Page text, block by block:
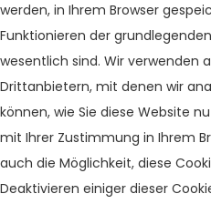
werden, in Ihrem Browser
Funktionieren der
wesentlich sind. Wir verwenden
Drittanbietern, mit denen wir
können, wie Sie diese Website
mit Ihrer Zustimmung in Ihrem
auch die Möglichkeit, diese
Deaktivieren einiger dieser